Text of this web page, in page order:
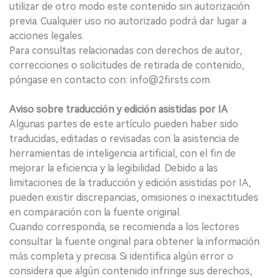
utilizar de otro modo este contenido sin autorización
previa. Cualquier uso no autorizado podrá dar lugar a
acciones legales.
Para consultas relacionadas con derechos de autor,
correcciones o solicitudes de retirada de contenido,
póngase en contacto con: info@2firsts.com.
Aviso sobre traducción y edición asistidas por IA
Algunas partes de este artículo pueden haber sido
traducidas, editadas o revisadas con la asistencia de
herramientas de inteligencia artificial, con el fin de
mejorar la eficiencia y la legibilidad. Debido a las
limitaciones de la traducción y edición asistidas por IA,
pueden existir discrepancias, omisiones o inexactitudes
en comparación con la fuente original.
Cuando corresponda, se recomienda a los lectores
consultar la fuente original para obtener la información
más completa y precisa. Si identifica algún error o
considera que algún contenido infringe sus derechos,